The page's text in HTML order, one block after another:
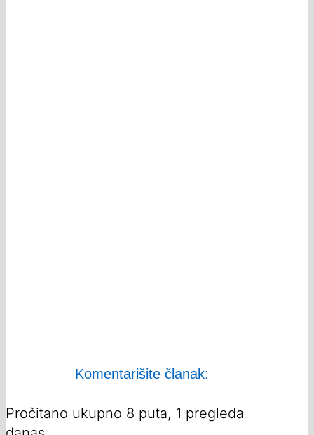
Komentarišite članak:
Pročitano ukupno 8 puta, 1 pregleda